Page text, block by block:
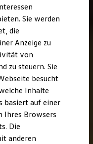
und Updates
ID.
Sie werden
die
Anzeige zu
von
zu steuern. Sie
besucht
Inhalte
basiert auf einer
Ihres Browsers
Die
anderen